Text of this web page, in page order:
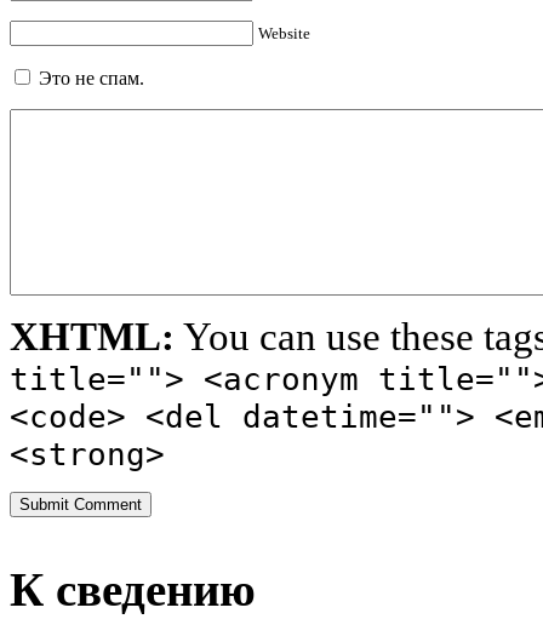
Website
Это не спам.
XHTML: You can use these
title=""> <acronym
<code> <del datetime="">
<strong>
К сведению